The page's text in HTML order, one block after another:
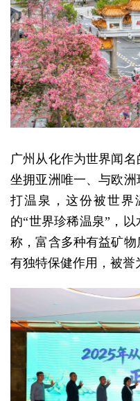
广州从化作为世界闻
坐拥亚洲唯一、与欧
打温泉，这份被世界
的“世界珍稀温泉”，
称，富含多种有益矿
有独特保健作用，被誉